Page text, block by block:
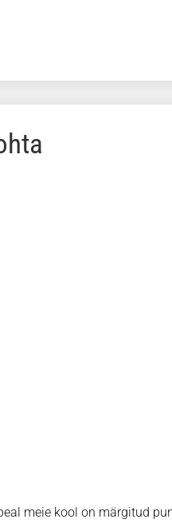
meie kool on märgitud